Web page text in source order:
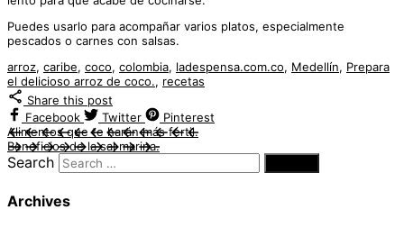
Puedes usarlo para acompañar varios platos, especialmente
pescados o carnes con salsas.
arroz, caribe, coco, colombia, ladespensa.com.co, Medellín, Prepara
el delicioso arroz de coco., recetas
Share this post
Facebook
Twitter
Pinterest
Alimentos que te harán más fértil.
Beneficios de la sal marina.
Search
Archives